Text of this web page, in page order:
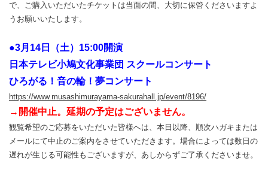
で、ご購入いただいたチケットは当面の間、大切に保管くださいますよ
うお願いいたします。
●3月14日（土）15:00開演
日本テレビ小鳩文化事業団 スクールコンサート
ひろがる！音の輪！夢コンサート
https://www.musashimurayama-sakurahall.jp/event/8196/
→開催中止。延期の予定はございません。
観覧希望のご応募をいただいた皆様へは、本日以降、順次ハガキまたは
メールにて中止のご案内をさせていただきます。場合によっては数日の
遅れが生じる可能性もございますが、あしからずご了承くださいませ。